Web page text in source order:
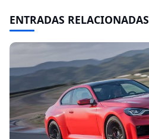
ENTRADAS RELACIONADAS